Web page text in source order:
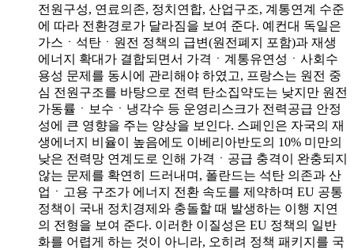
전원구성, 연료의존, 정치연합, 산업구조, 계통연계 수준
에 따라 전환경로가 달라짐을 보여 준다. 예컨대 독일은
가스ㆍ석탄ㆍ원전 정책의 급변(원전폐지 포함)과 재생
에너지 확대가 결합되면서 가격ㆍ계통유연성ㆍ사회수
용성 문제를 동시에 관리해야 하였고, 프랑스는 원전 중
심 전원구조를 바탕으로 전력 탄소집약도는 낮지만 원전
가동률ㆍ보수ㆍ냉각수 등 운영리스크가 전력공급 안정
성에 큰 영향을 주는 양상을 보인다. 스페인은 자국의 재
생에너지 비율이 높음에도 이베리아반도의 10% 미만의
낮은 전력망 연계도로 인해 가격ㆍ공급 충격이 완충되지
않는 문제를 확연히 드러내며, 폴란드는 석탄 의존과 산
업ㆍ고용 구조가 에너지 전환 속도를 제약하며 EU 공통
정책이 국내 정치경제와 충돌할 때 발생하는 이행 지연
의 전형을 보여 준다. 이러한 이질성은 EU 정책의 일반
화를 어렵게 하는 것이 아니라, 오히려 정책 패키지를 국